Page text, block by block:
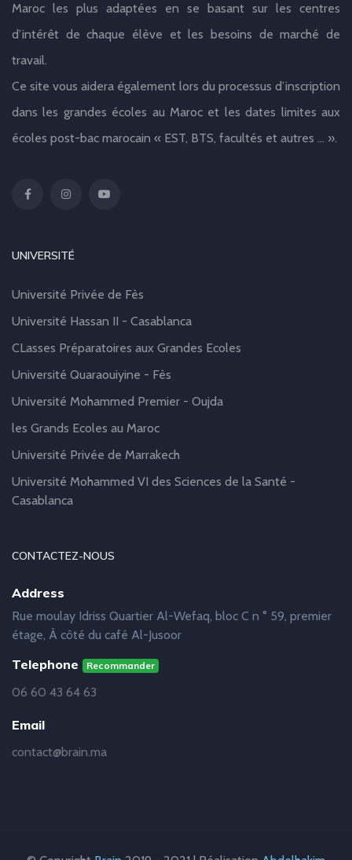
Maroc les plus adaptées en se basant sur les centres
d’intérêt de chaque élève et les besoins de marché de
travail.
Ce site vous aidera également lors du processus d’inscription
dans les grandes écoles au Maroc et les dates limites aux
écoles post-bac marocain « EST, BTS, facultés et autres … ».
UNIVERSITÉ
Université Privée de Fès
Université Hassan II - Casablanca
CLasses Préparatoires aux Grandes Ecoles
Université Quaraouiyine - Fès
Université Mohammed Premier - Oujda
les Grands Ecoles au Maroc
Université Privée de Marrakech
Université Mohammed VI des Sciences de la Santé -
Casablanca
CONTACTEZ-NOUS
Address
Rue moulay Idriss Quartier Al-Wefaq, bloc C n ° 59, premier
étage, À côté du café Al-Jusoor
Telephone Recommander
06 60 43 64 63
Email
contact@brain.ma